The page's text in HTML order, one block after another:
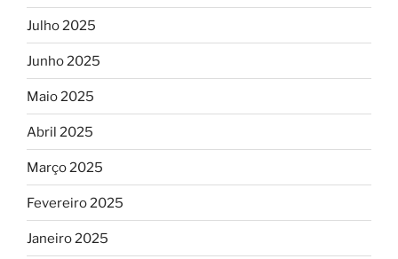
Julho 2025
Junho 2025
Maio 2025
Abril 2025
Março 2025
Fevereiro 2025
Janeiro 2025